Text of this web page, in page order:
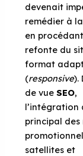
devenait
remédier à
en
refonte du
format
(responsive).
de vueSEO,
l’intégration
principal des
satellites et